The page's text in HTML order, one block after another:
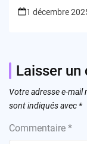
1 décembre
Laisser
Votre adresse e-mail
sont indiqués avec *
Commentaire *